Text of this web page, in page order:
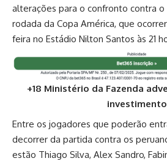
alterações para o confronto contra o
rodada da Copa América, que
feira no Estádio Nilton Santos às 21
+18 Ministério da Fazenda
investimento
Entre os jogadores que poderão
decorrer da partida contra os
estão Thiago Silva, Alex Sandro,